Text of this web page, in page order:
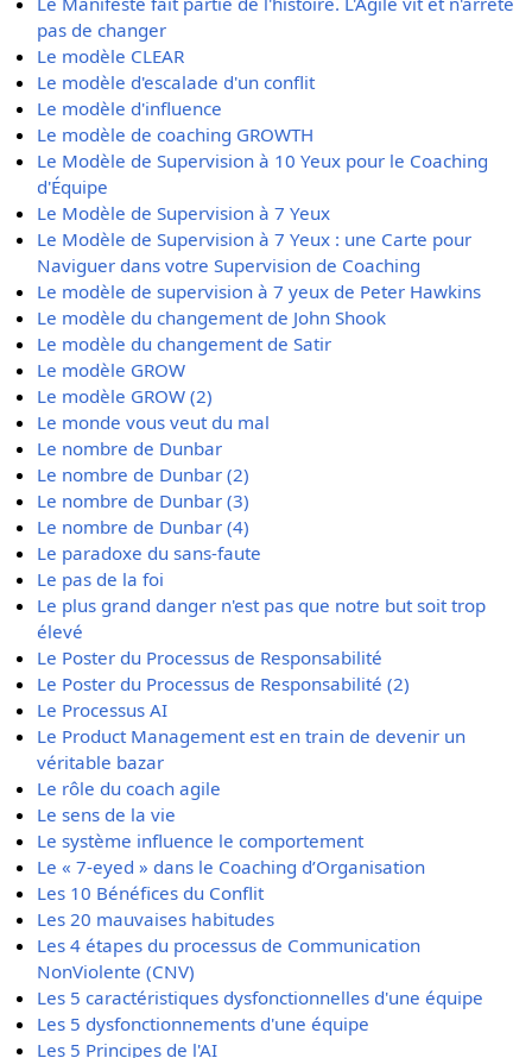
pas de changer
Le modèle CLEAR
Le modèle d'escalade d'un conflit
Le modèle d'influence
Le modèle de coaching GROWTH
Le Modèle de Supervision à 10 Yeux pour le Coaching
d'Équipe
Le Modèle de Supervision à 7 Yeux
Le Modèle de Supervision à 7 Yeux : une Carte pour
Naviguer dans votre Supervision de Coaching
Le modèle de supervision à 7 yeux de Peter Hawkins
Le modèle du changement de John Shook
Le modèle du changement de Satir
Le modèle GROW
Le modèle GROW (2)
Le monde vous veut du mal
Le nombre de Dunbar
Le nombre de Dunbar (2)
Le nombre de Dunbar (3)
Le nombre de Dunbar (4)
Le paradoxe du sans-faute
Le pas de la foi
Le plus grand danger n'est pas que notre but soit trop
élevé
Le Poster du Processus de Responsabilité
Le Poster du Processus de Responsabilité (2)
Le Processus AI
Le Product Management est en train de devenir un
véritable bazar
Le rôle du coach agile
Le sens de la vie
Le système influence le comportement
Le « 7-eyed » dans le Coaching d’Organisation
Les 10 Bénéfices du Conflit
Les 20 mauvaises habitudes
Les 4 étapes du processus de Communication
NonViolente (CNV)
Les 5 caractéristiques dysfonctionnelles d'une équipe
Les 5 dysfonctionnements d'une équipe
Les 5 Principes de l'AI